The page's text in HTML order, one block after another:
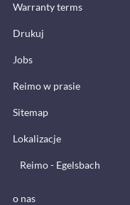
Warranty terms
Drukuj
Jobs
Reimo w prasie
Sitemap
Lokalizacje
Reimo - Egelsbach
o nas